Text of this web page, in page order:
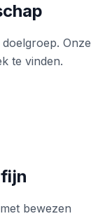
Onze
te vinden.
bewezen